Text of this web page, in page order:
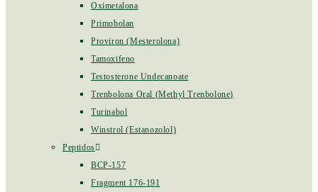
Oximetalona
Primobolan
Proviron (Mesterolona)
Tamoxifeno
Testosterone Undecanoate
Trenbolona Oral (Methyl Trenbolone)
Turinabol
Winstrol (Estanozolol)
Peptidos
BCP-157
Fragment 176-191